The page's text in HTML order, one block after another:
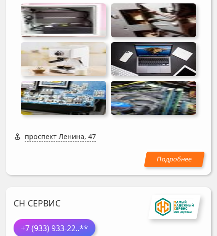
проспект Ленина, 47
СН СЕРВИС
+7 (933) 933-22..**